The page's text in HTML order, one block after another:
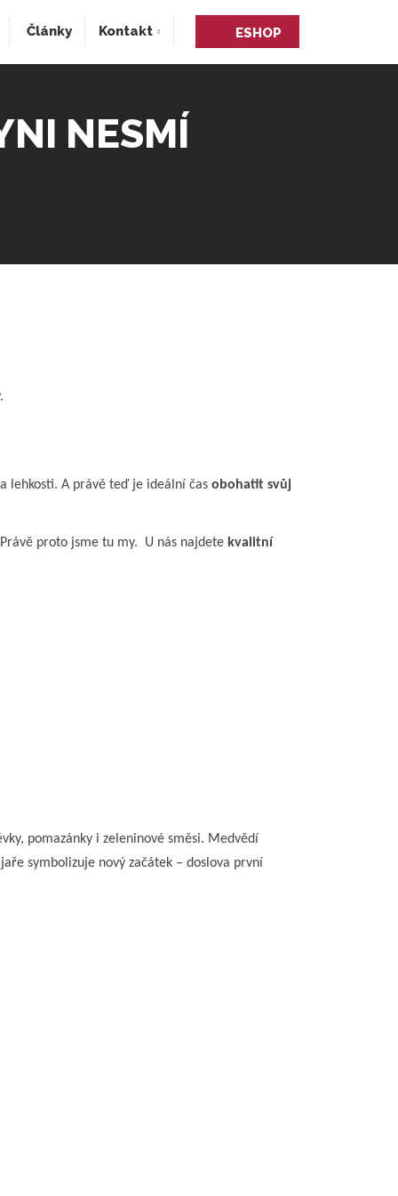
Články Kontakt ESHOP
NESMÍ
lehkosti. A právě teď je ideální čas obohatit svůj
proto jsme tu my. U nás najdete kvalitní
pomazánky i zeleninové směsi. Medvědí
symbolizuje nový začátek – doslova první